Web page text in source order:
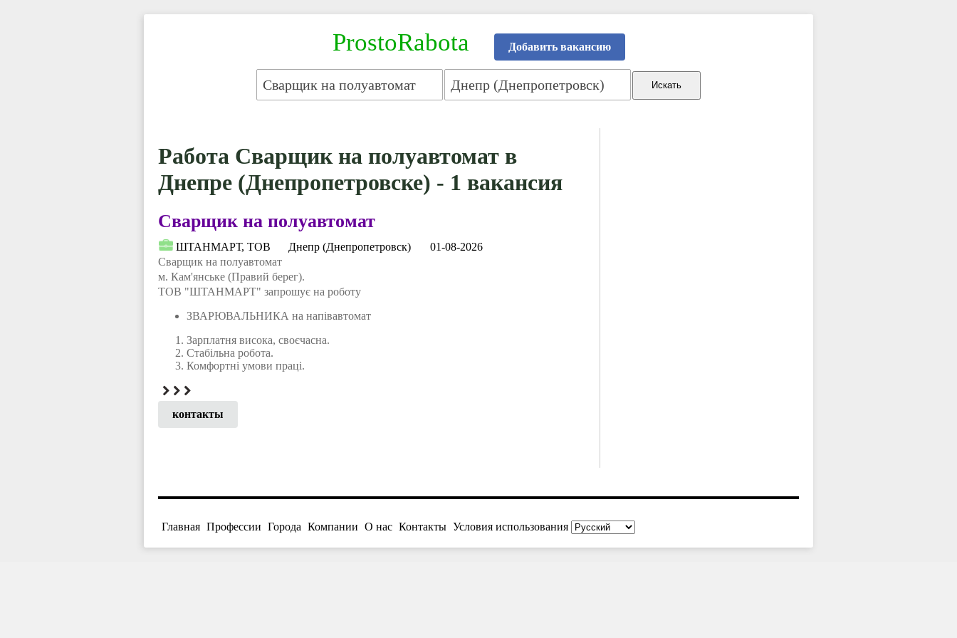
ProstoRabota Добавить вакансию
Работа Сварщик на полуавтомат в
Днепре (Днепропетровске) - 1 вакансия
Сварщик на полуавтомат
ШТАНМАРТ, ТОВ Днепр (Днепропетровск)
01-08-2026
Сварщик на полуавтомат
м. Кам'янське (Правий берег).
ТОВ "ШТАНМАРТ" запрошує на роботу
ЗВАРЮВАЛЬНИКА на напівавтомат
Зарплатня висока, своєчасна.
Стабільна робота.
Комфортні умови праці.
контакты
Главная Профессии Города Компании О нас Контакты Условия использования